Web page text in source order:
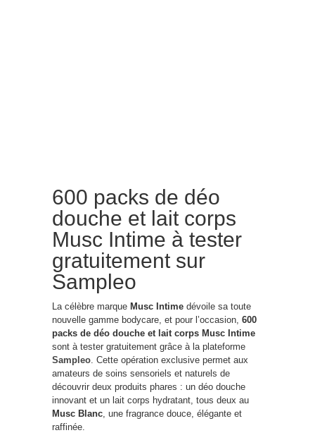
600 packs de déo
douche et lait corps
Musc Intime à tester
gratuitement sur
Sampleo
La célèbre marque Musc Intime dévoile sa toute
nouvelle gamme bodycare, et pour l’occasion, 600
packs de déo douche et lait corps Musc Intime
sont à tester gratuitement grâce à la plateforme
Sampleo . Cette opération exclusive permet aux
amateurs de soins sensoriels et naturels de
découvrir deux produits phares : un déo douche
innovant et un lait corps hydratant, tous deux au
Musc Blanc , une fragrance douce, élégante et
raffinée.